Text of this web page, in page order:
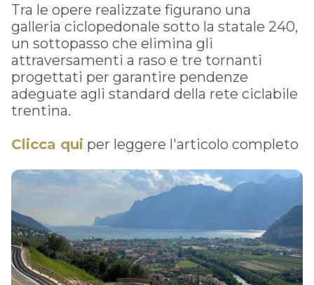
Tra le opere realizzate figurano una
galleria ciclopedonale sotto la statale 240,
un sottopasso che elimina gli
attraversamenti a raso e tre tornanti
progettati per garantire pendenze
adeguate agli standard della rete ciclabile
trentina.
Clicca qui per leggere l'articolo completo